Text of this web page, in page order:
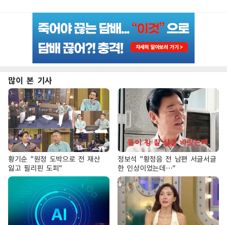
많이 본 기사
황기순 "원정 도박으로 전 재산
잃고 필리핀 도피"
정보석 "황정음 전 남편 서글서글
한 인상이었는데…"